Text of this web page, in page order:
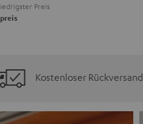
Preis
Kostenloser Rückversand